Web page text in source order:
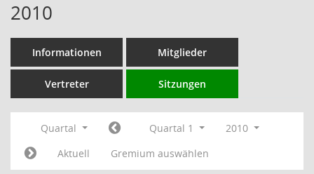
2010
Informationen Mitglieder
Vertreter Sitzungen
Quartal Quartal 1
2010
Aktuell
Gremium auswählen